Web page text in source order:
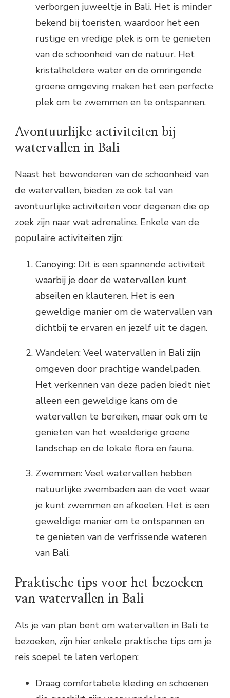
verborgen juweeltje in Bali. Het is minder
bekend bij toeristen, waardoor het een
rustige en vredige plek is om te genieten
van de schoonheid van de natuur. Het
kristalheldere water en de omringende
groene omgeving maken het een perfecte
plek om te zwemmen en te ontspannen.
Avontuurlijke activiteiten bij
watervallen in Bali
Naast het bewonderen van de schoonheid van
de watervallen, bieden ze ook tal van
avontuurlijke activiteiten voor degenen die op
zoek zijn naar wat adrenaline. Enkele van de
populaire activiteiten zijn:
Canoying: Dit is een spannende activiteit
waarbij je door de watervallen kunt
abseilen en klauteren. Het is een
geweldige manier om de watervallen van
dichtbij te ervaren en jezelf uit te dagen.
Wandelen: Veel watervallen in Bali zijn
omgeven door prachtige wandelpaden.
Het verkennen van deze paden biedt niet
alleen een geweldige kans om de
watervallen te bereiken, maar ook om te
genieten van het weelderige groene
landschap en de lokale flora en fauna.
Zwemmen: Veel watervallen hebben
natuurlijke zwembaden aan de voet waar
je kunt zwemmen en afkoelen. Het is een
geweldige manier om te ontspannen en
te genieten van de verfrissende wateren
van Bali.
Praktische tips voor het bezoeken
van watervallen in Bali
Als je van plan bent om watervallen in Bali te
bezoeken, zijn hier enkele praktische tips om je
reis soepel te laten verlopen:
Draag comfortabele kleding en schoenen